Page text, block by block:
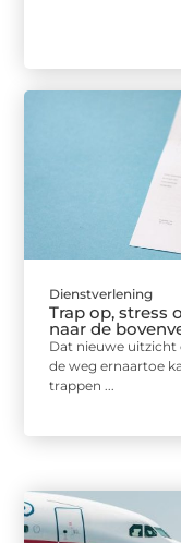
Dienstverlening
Trap op, stress
naar de
Dat nieuwe uitzicht
de weg ernaartoe
trappen ...